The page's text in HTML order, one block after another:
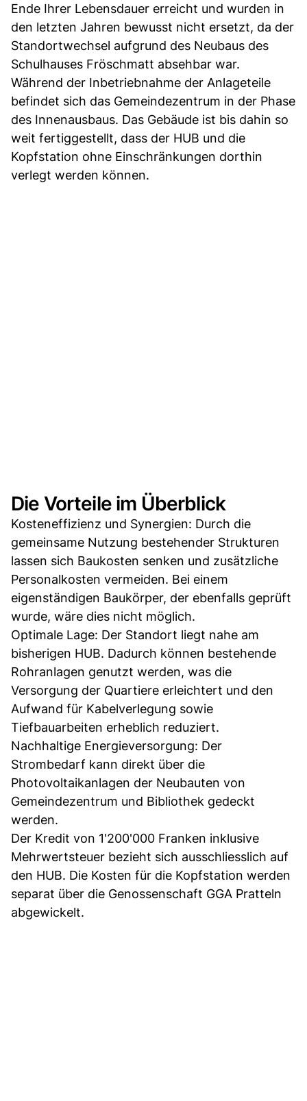
Ende Ihrer Lebensdauer erreicht und wurden in
den letzten Jahren bewusst nicht ersetzt, da der
Standortwechsel aufgrund des Neubaus des
Schulhauses Fröschmatt absehbar war.
Während der Inbetriebnahme der Anlageteile
befindet sich das Gemeindezentrum in der Phase
des Innenausbaus. Das Gebäude ist bis dahin so
weit fertiggestellt, dass der HUB und die
Kopfstation ohne Einschränkungen dorthin
verlegt werden können.
Die Vorteile im Überblick
Kosteneffizienz und Synergien: Durch die
gemeinsame Nutzung bestehender Strukturen
lassen sich Baukosten senken und zusätzliche
Personalkosten vermeiden. Bei einem
eigenständigen Baukörper, der ebenfalls geprüft
wurde, wäre dies nicht möglich.
Optimale Lage: Der Standort liegt nahe am
bisherigen HUB. Dadurch können bestehende
Rohranlagen genutzt werden, was die
Versorgung der Quartiere erleichtert und den
Aufwand für Kabelverlegung sowie
Tiefbauarbeiten erheblich reduziert.
Nachhaltige Energieversorgung: Der
Strombedarf kann direkt über die
Photovoltaikanlagen der Neubauten von
Gemeindezentrum und Bibliothek gedeckt
werden.
Der Kredit von 1'200'000 Franken inklusive
Mehrwertsteuer bezieht sich ausschliesslich auf
den HUB. Die Kosten für die Kopfstation werden
separat über die Genossenschaft GGA Pratteln
abgewickelt.